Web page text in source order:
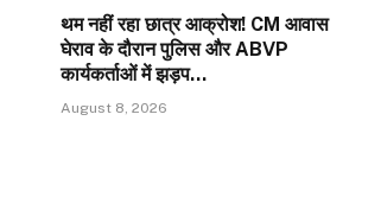
थम नहीं रहा छात्र आक्रोश! CM आवास
घेराव के दौरान पुलिस और ABVP
कार्यकर्ताओं में झड़प…
August 8, 2026